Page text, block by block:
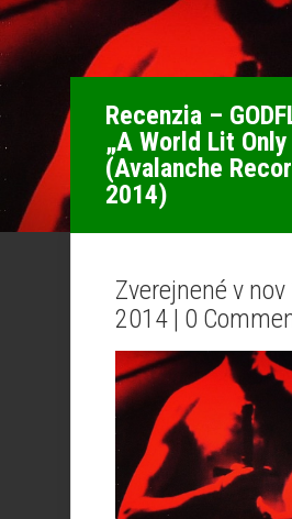
Recenzia –
„A World Lit
(Avalanche
2014)
Zverejnené v nov
2014 | 0